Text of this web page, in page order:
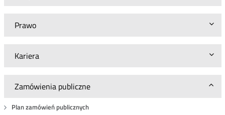
Prawo
Kariera
Zamówienia publiczne
Plan zamówień publicznych